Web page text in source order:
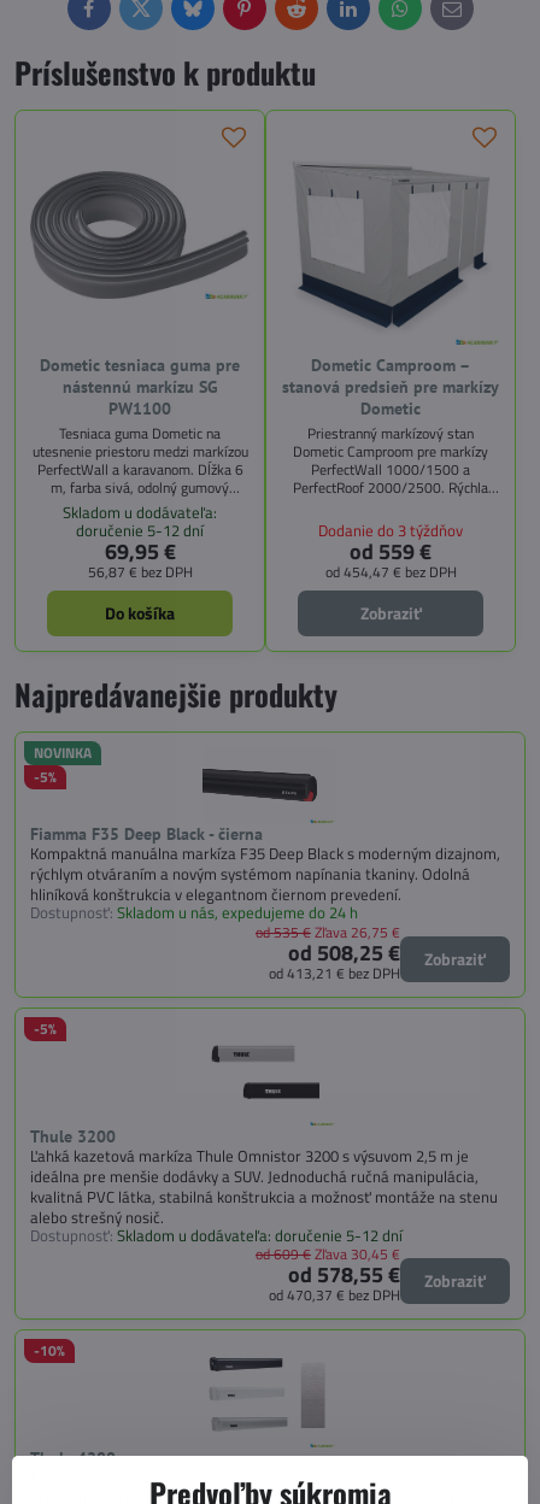
FacebookTwitterBlueskyPinterestReddit LinkedInWhatsApp
E-
mail
Príslušenstvo k produktu
Dometic tesniaca guma pre
nástennú markízu SG
PW1100
Tesniaca guma Dometic na
utesnenie priestoru medzi markízou
PerfectWall a karavanom. Dĺžka 6
m, farba sivá, odolný gumový
materiál.
Skladom u dodávateľa:
doručenie 5-12 dní
69,95 €
56,87 € bez DPH
Do košíka
Dometic Camproom –
stanová predsieň pre markízy
Dometic
Priestranný markízový stan
Dometic Camproom pre markízy
PerfectWall 1000/1500 a
PerfectRoof 2000/2500. Rýchla
moskytiéry a PVC okná s roletami.
Dodanie do 3 týždňov
od 559 €
od 454,47 € bez DPH
Zobraziť
Najpredávanejšie produkty
Fiamma F35 Deep Black - čierna
NOVINKA
-5%
Kompaktná manuálna markíza F35 Deep Black s moderným dizajnom,
rýchlym otváraním a novým systémom napínania tkaniny. Odolná
hliníková konštrukcia v elegantnom čiernom prevedení.
Dostupnosť: Skladom u nás, expedujeme do 24 h
od 508,25 €
od 413,21 € bez DPH
od 535 €Zľava 26,75 €
Zobraziť
Thule 3200
-5%
Ľahká kazetová markíza Thule Omnistor 3200 s výsuvom 2,5 m je
ideálna pre menšie dodávky a SUV. Jednoduchá ručná manipulácia,
kvalitná PVC látka, stabilná konštrukcia a možnosť montáže na stenu
alebo strešný nosič.
Dostupnosť: Skladom u dodávateľa: doručenie 5-12 dní
od 578,55 €
od 470,37 € bez DPH
od 609 €Zľava 30,45 €
Zobraziť
Thule 4200
-10%
Elegantná kazetová markíza Thule Omnistor 4200 s výsuvom až 2,5 m
je ideálna pre kompaktné dodávky a obytné vozidlá. Ľahká konštrukcia,
Predvoľby súkromia